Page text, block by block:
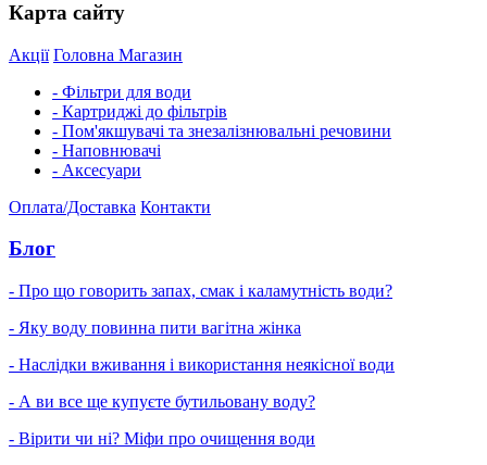
Карта сайту
Акції Головна Магазин
- Фільтри для води
- Картриджі до фільтрів
- Пом'якшувачі та знезалізнювальні речовини
- Наповнювачі
- Аксесуари
Оплата/Доставка Контакти
Блог
- Про що говорить запах, смак і каламутність води?
- Яку воду повинна пити вагітна жінка
- Наслідки вживання і використання неякісної води
- А ви все ще купуєте бутильовану воду?
- Вірити чи ні? Міфи про очищення води